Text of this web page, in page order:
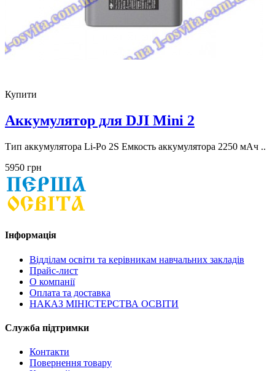
Купити
Аккумулятор для DJI Mini 2
Тип аккумулятора Li-Po 2S Емкость аккумулятора 2250 мАч ..
5950 грн
Інформація
Відділам освіти та керівникам навчальних закладів
Прайс-лист
О компанії
Оплата та доставка
НАКАЗ МІНІСТЕРСТВА ОСВІТИ
Служба підтримки
Контакти
Повернення товару